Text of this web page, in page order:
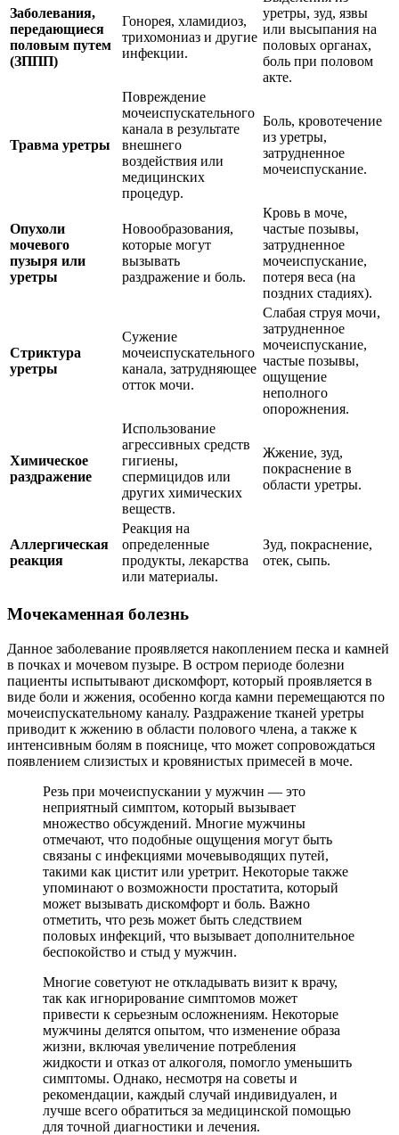
Заболевания,
передающиеся
половым путем
(ЗППП)
Гонорея, хламидиоз,
трихомониаз и другие
инфекции.
уретры, зуд, язвы
или высыпания на
половых органах,
боль при половом
акте.
Травма уретры
Повреждение
мочеиспускательного
канала в результате
внешнего
воздействия или
медицинских
процедур.
Боль, кровотечение
из уретры,
затрудненное
мочеиспускание.
Опухоли
мочевого
пузыря или
уретры
Новообразования,
которые могут
вызывать
раздражение и боль.
Кровь в моче,
частые позывы,
затрудненное
мочеиспускание,
потеря веса (на
поздних стадиях).
Стриктура
уретры
Сужение
мочеиспускательного
канала, затрудняющее
отток мочи.
Слабая струя мочи,
затрудненное
мочеиспускание,
частые позывы,
ощущение
неполного
опорожнения.
Химическое
раздражение
Использование
агрессивных средств
гигиены,
спермицидов или
других химических
веществ.
Жжение, зуд,
покраснение в
области уретры.
Аллергическая
реакция
Реакция на
определенные
продукты, лекарства
или материалы.
Зуд, покраснение,
отек, сыпь.
Мочекаменная болезнь
Данное заболевание проявляется накоплением песка и камней
в почках и мочевом пузыре. В остром периоде болезни
пациенты испытывают дискомфорт, который проявляется в
виде боли и жжения, особенно когда камни перемещаются по
мочеиспускательному каналу. Раздражение тканей уретры
приводит к жжению в области полового члена, а также к
интенсивным болям в пояснице, что может сопровождаться
появлением слизистых и кровянистых примесей в моче.
Резь при мочеиспускании у мужчин — это
неприятный симптом, который вызывает
множество обсуждений. Многие мужчины
отмечают, что подобные ощущения могут быть
связаны с инфекциями мочевыводящих путей,
такими как цистит или уретрит. Некоторые также
упоминают о возможности простатита, который
может вызывать дискомфорт и боль. Важно
отметить, что резь может быть следствием
половых инфекций, что вызывает дополнительное
беспокойство и стыд у мужчин.
Многие советуют не откладывать визит к врачу,
так как игнорирование симптомов может
привести к серьезным осложнениям. Некоторые
мужчины делятся опытом, что изменение образа
жизни, включая увеличение потребления
жидкости и отказ от алкоголя, помогло уменьшить
симптомы. Однако, несмотря на советы и
рекомендации, каждый случай индивидуален, и
лучше всего обратиться за медицинской помощью
для точной диагностики и лечения.